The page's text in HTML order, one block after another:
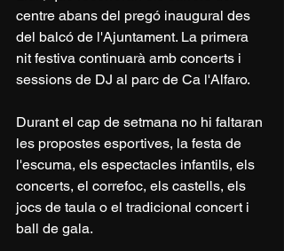
centre abans del pregó inaugural des
del balcó de l'Ajuntament. La primera
nit festiva continuarà amb concerts i
sessions de DJ al parc de Ca l'Alfaro.
Durant el cap de setmana no hi faltaran
les propostes esportives, la festa de
l'escuma, els espectacles infantils, els
concerts, el correfoc, els castells, els
jocs de taula o el tradicional concert i
ball de gala.